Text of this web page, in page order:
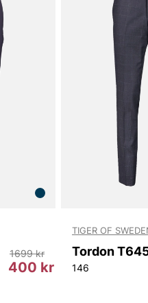
400 kr
1699 kr
TIGER OF
146